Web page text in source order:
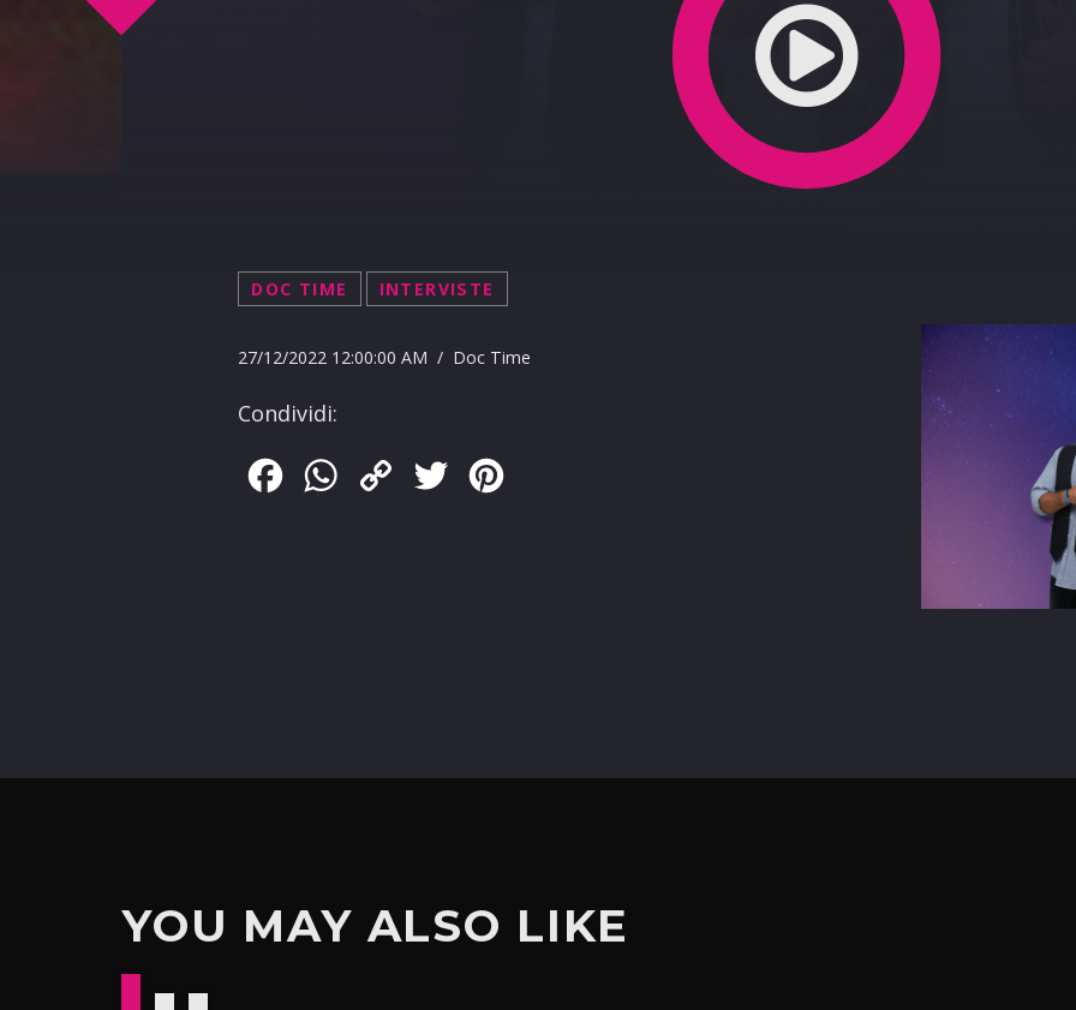
DOC TIME INTERVISTE
27/12/2022 12:00:00 AM / Doc Time
Condividi:
FacebookWhatsApp
Copy
Twitter
YOU MAY ALSO LIKE